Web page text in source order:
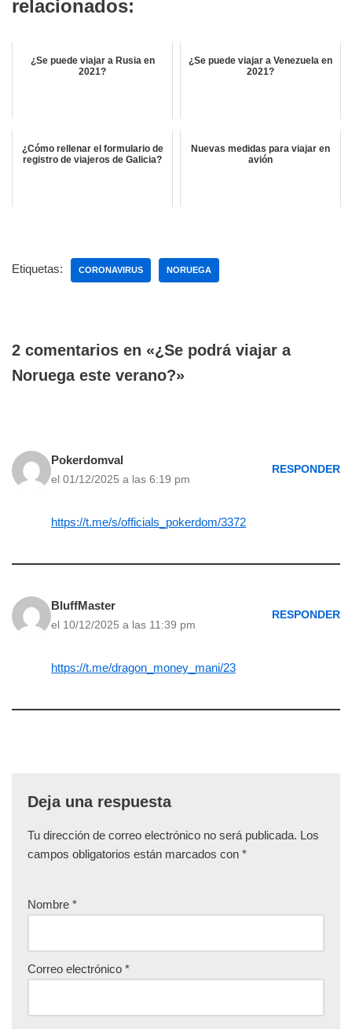
relacionados:
¿Se puede viajar a Rusia en
2021?
¿Se puede viajar a Venezuela en
2021?
¿Cómo rellenar el formulario de
registro de viajeros de Galicia?
Nuevas medidas para viajar en
avión
Etiquetas: CORONAVIRUS NORUEGA
2 comentarios en «¿Se podrá viajar a
Noruega este verano?»
Pokerdomval
el 01/12/2025 a las 6:19 pm
RESPONDER
https://t.me/s/officials_pokerdom/3372
BluffMaster
el 10/12/2025 a las 11:39 pm
RESPONDER
https://t.me/dragon_money_mani/23
Deja una respuesta
Tu dirección de correo electrónico no será publicada. Los
campos obligatorios están marcados con *
Nombre *
Correo electrónico *